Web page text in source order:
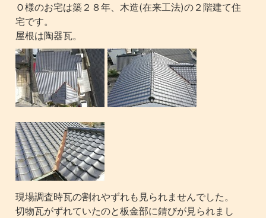
Ｏ様のお宅は築２８年、木造(在来工法)の２階建て住
宅です。
屋根は陶器瓦。
現場調査時瓦の割れやずれも見られませんでした。
切物瓦がずれていたのと板金部に錆びが見られまし